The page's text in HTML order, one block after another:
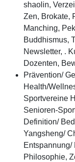
shaolin,
Zen, Brokate,
Manching,
Buddhismus,
Newsletter, .
Dozenten,
Prävention/
Health/
Sportvereine
Senioren-
Definition/
Yangsheng/
Entspannung/
Philosophie,